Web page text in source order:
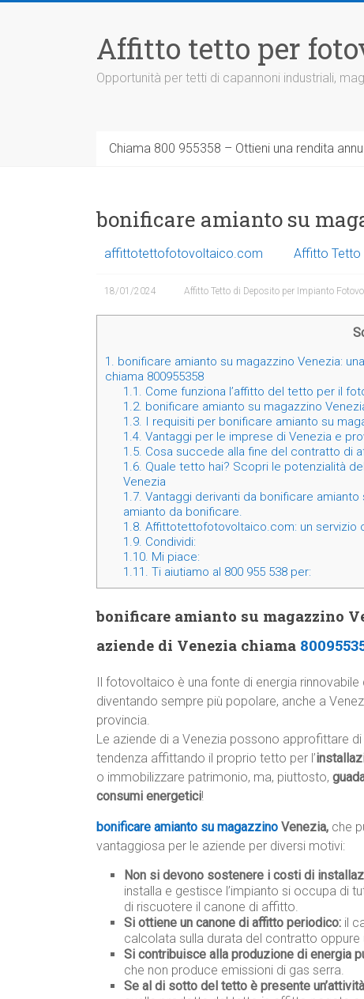
Affitto tetto per
Opportunità per tetti di capannoni industriali,
Chiama 800 955358 – Ottieni una rendita
bonificare amianto su
affittotettofotovoltaico.com Affitto Tetto
18/01/2024 Affitto Tetto di Deposito per Impianto
1. bonificare amianto su magazzino Venezia:
chiama 800955358
1.1. Come funziona l’affitto del tetto per il
1.2. bonificare amianto su magazzino
1.3. I requisiti per bonificare amianto su
1.4. Vantaggi per le imprese di Venezia e
1.5. Cosa succede alla fine del contratto di
1.6. Quale tetto hai? Scopri le potenzialità
Venezia
1.7. Vantaggi derivanti da bonificare
amianto da bonificare.
1.8. Affittotettofotovoltaico.com: un servizio
1.9. Condividi:
1.10. Mi piace:
1.11. Ti aiutiamo al 800 955 538 per:
bonificare amianto su magazzino
aziende di Venezia chiama
Il fotovoltaico è una fonte di energia rinnovabile
diventando sempre più popolare, anche a
provincia.
Le aziende di a Venezia possono approfittare
tendenza affittando il proprio tetto per l’
o immobilizzare patrimonio, ma, piuttosto,
consumi energetici!
bonificare amianto su magazzino Venezia, che
vantaggiosa per le aziende per diversi motivi:
Non si devono sostenere i costi di
installa e gestisce l’impianto si occupa di
di riscuotere il canone di affitto.
Si ottiene un canone di affitto periodico: il
calcolata sulla durata del contratto oppure
Si contribuisce alla produzione di energia
che non produce emissioni di gas serra.
Se al di sotto del tetto è presente un’attività